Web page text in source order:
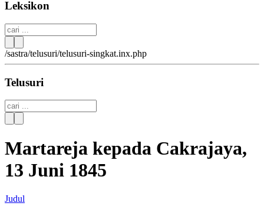
Leksikon
/sastra/telusuri/telusuri-singkat.inx.php
Telusuri
Martareja kepada Cakrajaya,
13 Juni 1845
Judul